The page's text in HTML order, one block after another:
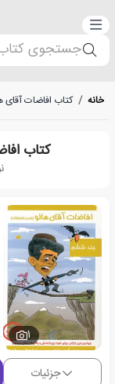
دسته‌بندی
جستجوی
خانه / کتاب افاضات آقای هالو 6 (دامت
کتاب افاضات
1
جزئیات